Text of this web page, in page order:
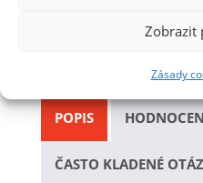
Zobrazit
Zásady
POPIS
ČASTO KLADENÉ